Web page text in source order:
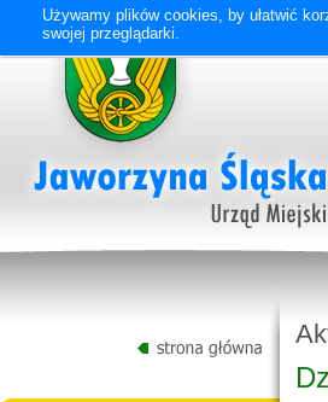
Używamy plików cookies, by ułatwić
swojej przeglądarki.